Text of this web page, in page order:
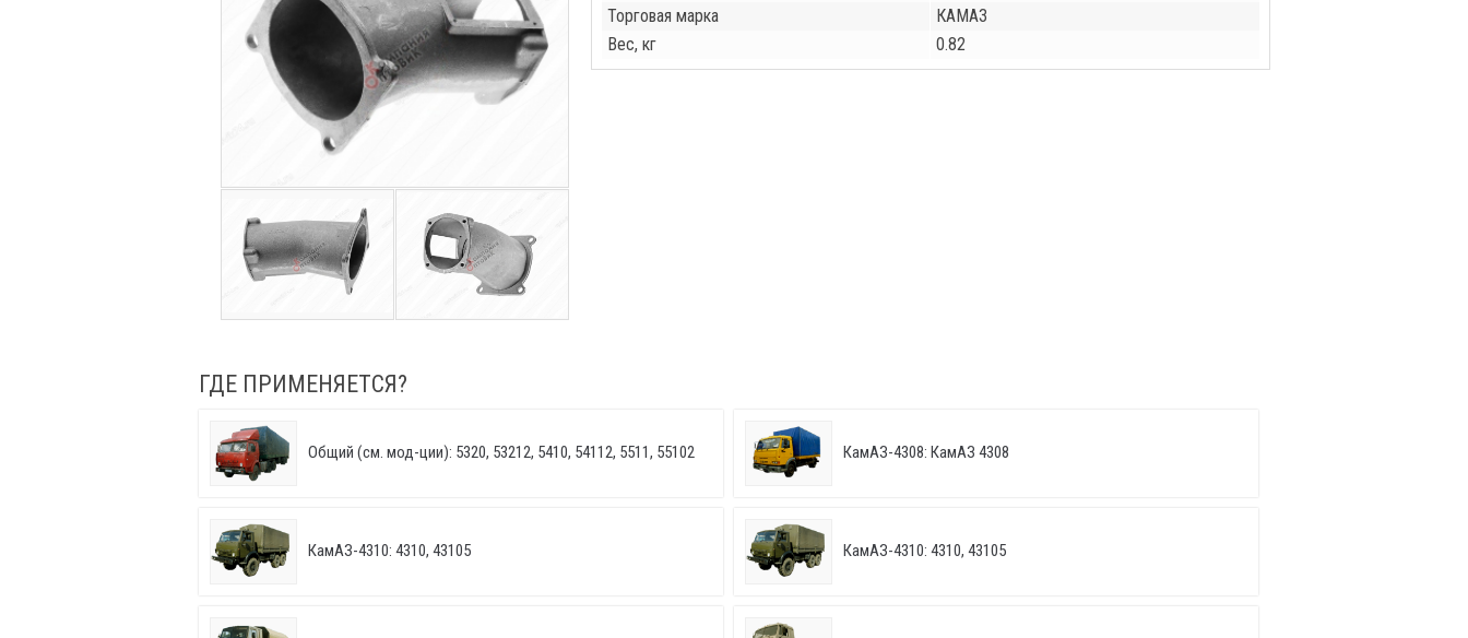
Торговая марка
КАМАЗ
Вес, кг
0.82
ГДЕ ПРИМЕНЯЕТСЯ?
Общий (см. мод-ции): 5320, 53212, 5410, 54112, 5511, 55102 КамАЗ-4308: КамАЗ 4308
КамАЗ-4310: 4310, 43105 КамАЗ-4310: 4310, 43105